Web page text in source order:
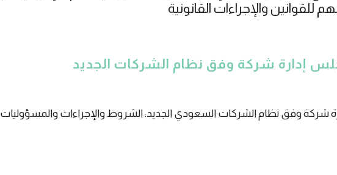
للقوانين والإجراءات القانونية
إدارة شركة وفق نظام الشركات الجديد
شركة وفق نظام الشركات السعودي الجديد: الشروط والإجراءات والمسؤوليات